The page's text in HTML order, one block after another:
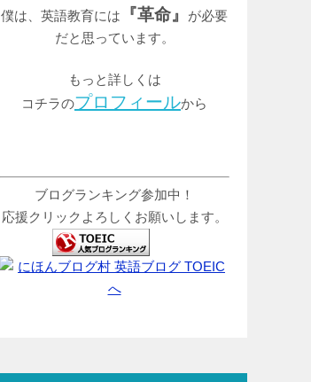
僕は、英語教育には 『革命』
が必要
だと思っています。
もっと詳しくは
コチラのプロフィールから
ブログランキング参加中！
応援クリックよろしくお願いします。